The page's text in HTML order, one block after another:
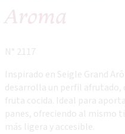
Aroma
N° 2117
Inspirado en Seigle Grand
desarrolla un perfil afrutado,
fruta cocida. Ideal para
panes, ofreciendo al mismo
más ligera y accesible.